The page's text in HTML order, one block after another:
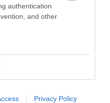
authentication
and other
Privacy Policy